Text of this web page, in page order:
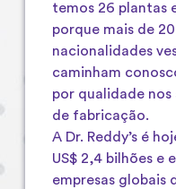
temos 26 plantas
porque mais de
nacionalidades
caminham
por qualidade nos
de fabricação.
A Dr. Reddy’s é
US$ 2,4 bilhões e
empresas globais